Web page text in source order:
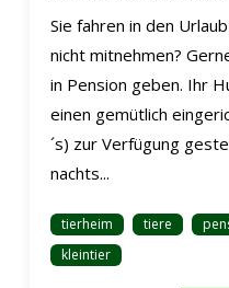
Sie fahren in den
nicht mitnehmen?
in Pension geben. Ihr
einen gemütlich
´s) zur Verfügung
nachts...
tierheim tiere
kleintier